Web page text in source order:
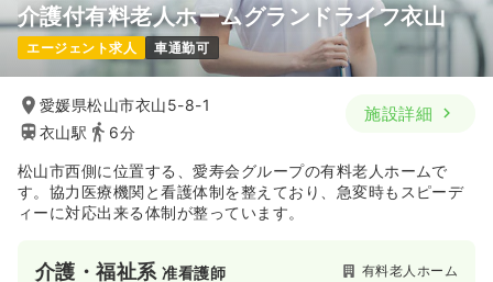
介護付有料老人ホームグランドライフ衣山
エージェント求人 車通勤可
愛媛県松山市衣山5-8-1
衣山駅
6分
施設詳細
松山市西側に位置する、愛寿会グループの有料老人ホームで
す。協力医療機関と看護体制を整えており、急変時もスピーデ
ィーに対応出来る体制が整っています。
介護・福祉系准看護師 有料老人ホーム